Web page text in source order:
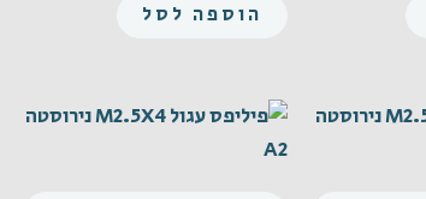
הוספה לסל